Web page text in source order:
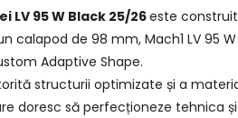
LV 95 W Black 25/26este
calapod de 98 mm, Mach1 LV
Adaptive Shape.
structurii optimizate și a
doresc să perfecționeze tehnica